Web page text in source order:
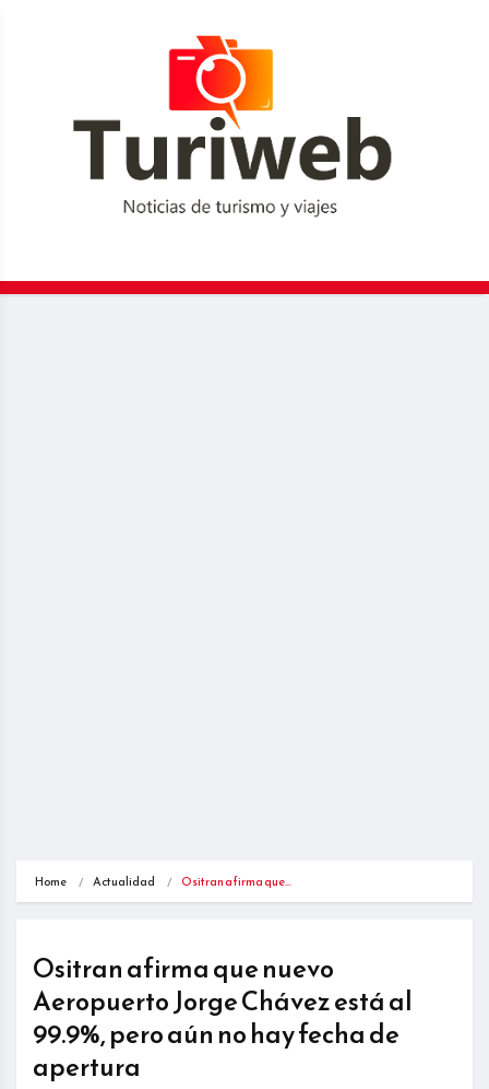
Home Actualidad Ositran afirma que…
Ositran afirma que nuevo
Aeropuerto Jorge Chávez está al
99.9%, pero aún no hay fecha de
apertura